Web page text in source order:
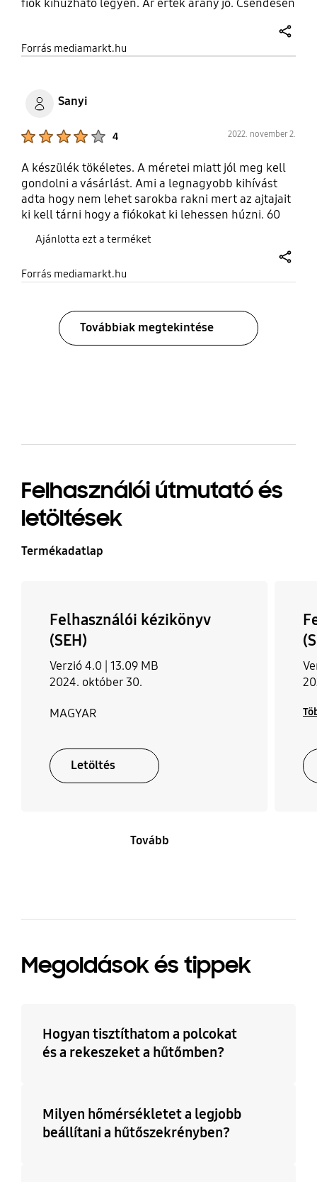
fiók kihúzható legyen. Ár érték arány jó. Csendesen
Forrás mediamarkt.hu
Sanyi
4 2022. november 2.
A készülék tökéletes. A méretei miatt jól meg kell
gondolni a vásárlást. Ami a legnagyobb kihívást
adta hogy nem lehet sarokba rakni mert az ajtajait
ki kell tárni hogy a fiókokat ki lehessen húzni. 60
cm mély szekrények elférnek mellette akkor arra
még rá tudnak nyílni az ajtók. Természetesen kilóg
széles a hűtő része mellett legalább 60 cm széles
súlya miatt is meggondolandó.
Ajánlotta ezt a terméket
Forrás mediamarkt.hu
Továbbiak megtekintése
Felhasználói útmutató és
letöltések
Termékadatlap
Felhasználói kézikönyv
(SEH)
Verzió 4.0 | 13.09 MB
2024. október 30.
MAGYAR
Letöltés
Tovább
Megoldások és tippek
Hogyan tisztíthatom a polcokat
és a rekeszeket a hűtőmben?
Milyen hőmérsékletet a legjobb
beállítani a hűtőszekrényben?